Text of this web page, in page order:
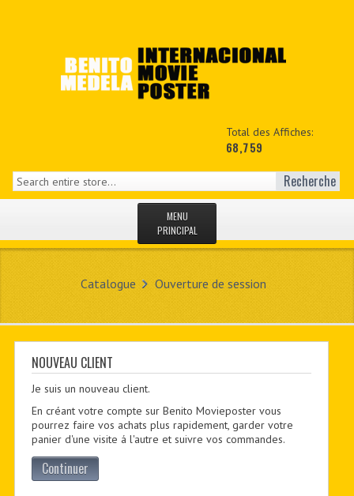
Total des Affiches:
68,759
Recherche
MENU
PRINCIPAL
MON COPTE
CUSTOM PDF
Catalogue Ouverture de session
NOUVEAU CLIENT
Je suis un nouveau client.
En créant votre compte sur Benito Movieposter vous
pourrez faire vos achats plus rapidement, garder votre
panier d'une visite á l'autre et suivre vos commandes.
Continuer